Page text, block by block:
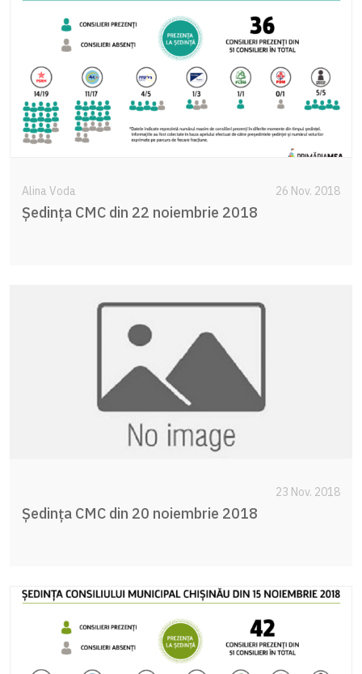
Alina Voda 26 Nov. 2018
Şedinţa CMC din 22 noiembrie 2018
23 Nov. 2018
Ședința CMC din 20 noiembrie 2018